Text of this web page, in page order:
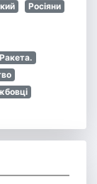
Росіяни
Ракета.